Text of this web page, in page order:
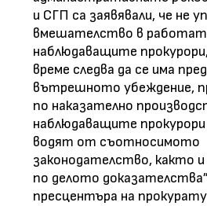
и СГП са заявявали, че не
вмешателство в
наблюдаващите
време следва да се има
вътрешното убеждение,
по наказателно
наблюдаващите прокурори
водят от съотносимото
законодателство, както
по делото
пресцентъра на